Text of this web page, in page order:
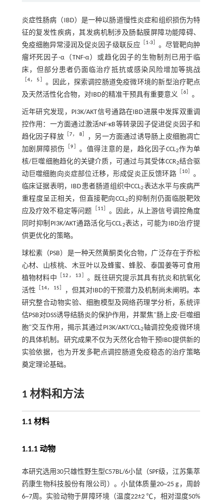
炎症性肠病（IBD）是一种以肠道慢性炎症和组织损伤为特
征的复发性疾病，其发病机制涉及肠黏膜屏障功能障碍、
免疫细胞异常浸润及促炎因子级联反应［1-3］ 。尽管靶向肿
瘤坏死因子-α（TNF-α）或趋化因子的生物制剂已用于临
床，但部分患者仍面临治疗抵抗或感染风险增加等挑战
［4，5］ 。因此，探索调控肠道免疫微环境的新型治疗靶点
及天然活性化合物，对IBD的精准干预具有重要意义 ［6］ 。
近年研究发现，PI3K/AKT信号通路在IBD进展中发挥双重调
控作用：一方面通过激活NF-κB等转录因子促进促炎因子和
趋化因子释放［7， 8］
，另一方面通过诱导肠上皮细胞凋亡
加剧屏障损伤
［9］ 。值得注意的是，趋化因子CCL2作为单
核/巨噬细胞趋化的关键介质，可通过与其受体CCR2结合驱
动巨噬细胞向炎症部位迁移，形成促炎正反馈环路 ［10］ 。
临床证据表明，IBD患者肠道组织中CCL2表达水平与疾病严
重程度呈正相关，但直接靶向CCL2的抑制剂仍面临脱靶效
应及疗效不稳定等问题 ［11］ 。因此，从上游信号调控角度
同时抑制PI3K/AKT通路活化与CCL2表达，可能为IBD治疗提
供更优化的策略。
球松素（PSB）是一种天然黄酮类化合物，广泛存在于乔松
心材、山核桃、木豆叶以及蜂蜜、蜂胶、泰国姜等可食用
植物材料中 ［12 ， 13］ 。既往研究提示其具有抗炎和抗氧化
活性 ［14， 15］
，但其对IBD的干预潜力及机制尚未阐明。本
研究整合动物实验、细胞模型及网络药理学分析，系统评
估PSB对DSS诱导结肠炎的保护作用，并聚焦"肠上皮-巨噬细
胞"交互作用，揭示其通过PI3K/AKT/CCL2轴调控免疫微环境
的具体机制。研究成果不仅为天然化合物干预IBD提供新的
实验依据，也为开发多靶点调控肠道免疫稳态的治疗策略
奠定理论基础。
1 材料和方法
1.1 材料
1.1.1 动物
本研究选用30只雄性野生型C57BL/6小鼠（SPF级，江苏集萃
药康生物科技股份有限公司）。小鼠体质量20~25 g，周龄
6~7周。实验动物于屏障环境（温度22±2 ℃，相对湿度50%